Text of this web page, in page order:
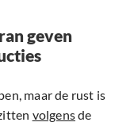
geven
maar de rust is
volgensde